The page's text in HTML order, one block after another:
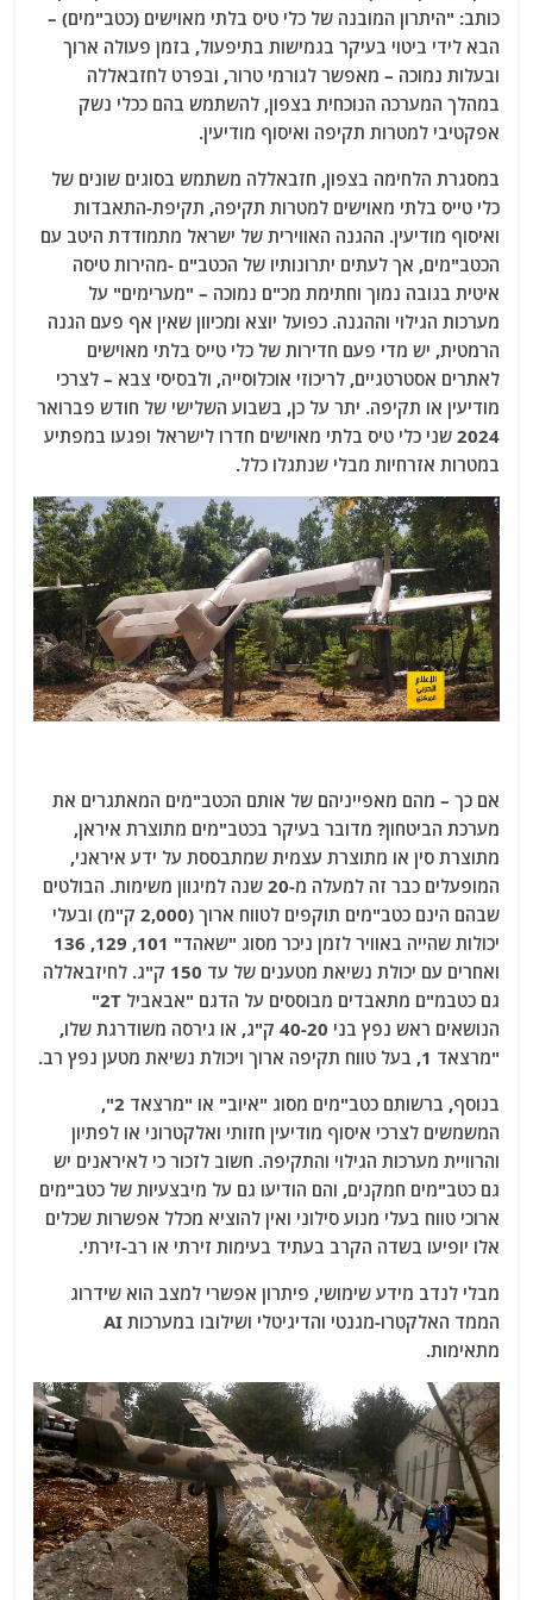
כותב: "היתרון המובנה של כלי טיס בלתי מאוישים (כטב"מים) –
הבא לידי ביטוי בעיקר בגמישות בתיפעול, בזמן פעולה ארוך
ובעלות נמוכה – מאפשר לגורמי טרור, ובפרט לחזבאללה
במהלך המערכה הנוכחית בצפון, להשתמש בהם ככלי נשק
אפקטיבי למטרות תקיפה ואיסוף מודיעין.
במסגרת הלחימה בצפון, חזבאללה משתמש בסוגים שונים של
כלי טייס בלתי מאוישים למטרות תקיפה, תקיפת-התאבדות
ואיסוף מודיעין. ההגנה האווירית של ישראל מתמודדת היטב עם
הכטב"מים, אך לעתים יתרונותיו של הכטב"ם -מהירות טיסה
איטית בגובה נמוך וחתימת מכ"ם נמוכה – "מערימים" על
מערכות הגילוי וההגנה. כפועל יוצא ומכיוון שאין אף פעם הגנה
הרמטית, יש מדי פעם חדירות של כלי טייס בלתי מאוישים
לאתרים אסטרטגיים, לריכוזי אוכלוסייה, ולבסיסי צבא – לצרכי
מודיעין או תקיפה. יתר על כן, בשבוע השלישי של חודש פברואר
2024 שני כלי טיס בלתי מאוישים חדרו לישראל ופגעו במפתיע
במטרות אזרחיות מבלי שנתגלו כלל.
אם כך – מהם מאפייניהם של אותם הכטב"מים המאתגרים את
מערכת הביטחון? מדובר בעיקר בכטב"מים מתוצרת איראן,
מתוצרת סין או מתוצרת עצמית שמתבססת על ידע איראני,
המופעלים כבר זה למעלה מ-20 שנה למיגוון משימות. הבולטים
שבהם הינם כטב"מים תוקפים לטווח ארוך (2,000 ק"מ) ובעלי
יכולות שהייה באוויר לזמן ניכר מסוג "שאהד" 101, 129, 136
ואחרים עם יכולת נשיאת מטענים של עד 150 ק"ג. לחיזבאללה
גם כטבמ"ם מתאבדים מבוססים על הדגם "אבאביל 2T"
הנושאים ראש נפץ בני 40-20 ק"ג, או גירסה משודרגת שלו,
"מרצאד 1, בעל טווח תקיפה ארוך ויכולת נשיאת מטען נפץ רב.
בנוסף, ברשותם כטב"מים מסוג "איוב" או "מרצאד 2",
המשמשים לצרכי איסוף מודיעין חזותי ואלקטרוני או לפתיון
והרוויית מערכות הגילוי והתקיפה. חשוב לזכור כי לאיראנים יש
גם כטב"מים חמקנים, והם הודיעו גם על מיבצעיות של כטב"מים
ארוכי טווח בעלי מנוע סילוני ואין להוציא מכלל אפשרות שכלים
אלו יופיעו בשדה הקרב בעתיד בעימות זירתי או רב-זירתי.
מבלי לנדב מידע שימושי, פיתרון אפשרי למצב הוא שידרוג
הממד האלקטרו-מגנטי והדיגיטלי ושילובו במערכות AI
מתאימות.